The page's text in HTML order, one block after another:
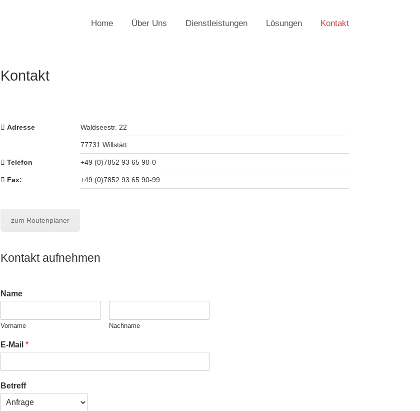
Home Über Uns Dienstleistungen Lösungen Kontakt
Kontakt
Adresse Waldseestr. 22
77731 Willstätt
Telefon +49 (0)7852 93 65 90-0
Fax: +49 (0)7852 93 65 90-99
zum Routenplaner
Kontakt aufnehmen
Name
Vorname Nachname
E-Mail *
Betreff